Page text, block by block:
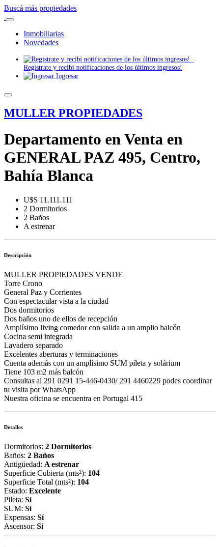
Buscá más propiedades
Inmobiliarias
Novedades
Registrate y recibí notificaciones de los últimos ingresos!
Ingresar
MULLER PROPIEDADES
Departamento en Venta en
GENERAL PAZ 495, Centro,
Bahía Blanca
U$S 11.111.111
2 Dormitorios
2 Baños
A estrenar
Descripción
MULLER PROPIEDADES VENDE
Torre Crono
General Paz y Corrientes
Con espectacular vista a la ciudad
Dos dormitorios
Dos baños uno de ellos de recepción
Amplísimo living comedor con salida a un amplio balcón
Cocina semi integrada
Lavadero separado
Excelentes aberturas y terminaciones
Cuenta además con un amplísimo SUM pileta y solárium
Tiene 103 m2 más balcón
Consultas al 291 0291 15-446-0430/ 291 4460229 podes coordinar
tu visita por WhatsApp
Nuestra oficina se encuentra en Portugal 415
Detalles
Dormitorios: 2 Dormitorios
Baños: 2 Baños
Antigüedad: A estrenar
Superficie Cubierta (mts²): 104
Superficie Total (mts²): 104
Estado: Excelente
Pileta: Sí
SUM: Sí
Expensas: Sí
Ascensor: Sí